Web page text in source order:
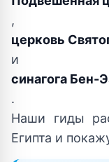
,
церковь
и
синагога Бен-
.
Наши гиды
Египта и